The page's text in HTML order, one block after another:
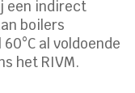
een indirect
boilers
al voldoende
het RIVM.